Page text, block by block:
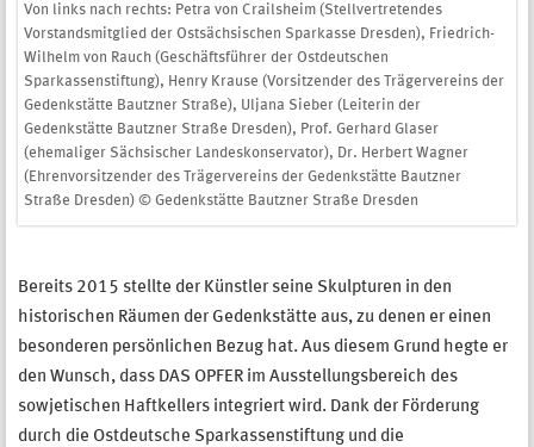
Von links nach rechts: Petra von Crailsheim (Stellvertretendes
Vorstandsmitglied der Ostsächsischen Sparkasse Dresden), Friedrich-
Wilhelm von Rauch (Geschäftsführer der Ostdeutschen
Sparkassenstiftung), Henry Krause (Vorsitzender des Trägervereins der
Gedenkstätte Bautzner Straße), Uljana Sieber (Leiterin der
Gedenkstätte Bautzner Straße Dresden), Prof. Gerhard Glaser
(ehemaliger Sächsischer Landeskonservator), Dr. Herbert Wagner
(Ehrenvorsitzender des Trägervereins der Gedenkstätte Bautzner
Straße Dresden) © Gedenkstätte Bautzner Straße Dresden
Bereits 2015 stellte der Künstler seine Skulpturen in den
historischen Räumen der Gedenkstätte aus, zu denen er einen
besonderen persönlichen Bezug hat. Aus diesem Grund hegte er
den Wunsch, dass DAS OPFER im Ausstellungsbereich des
sowjetischen Haftkellers integriert wird. Dank der Förderung
durch die Ostdeutsche Sparkassenstiftung und die